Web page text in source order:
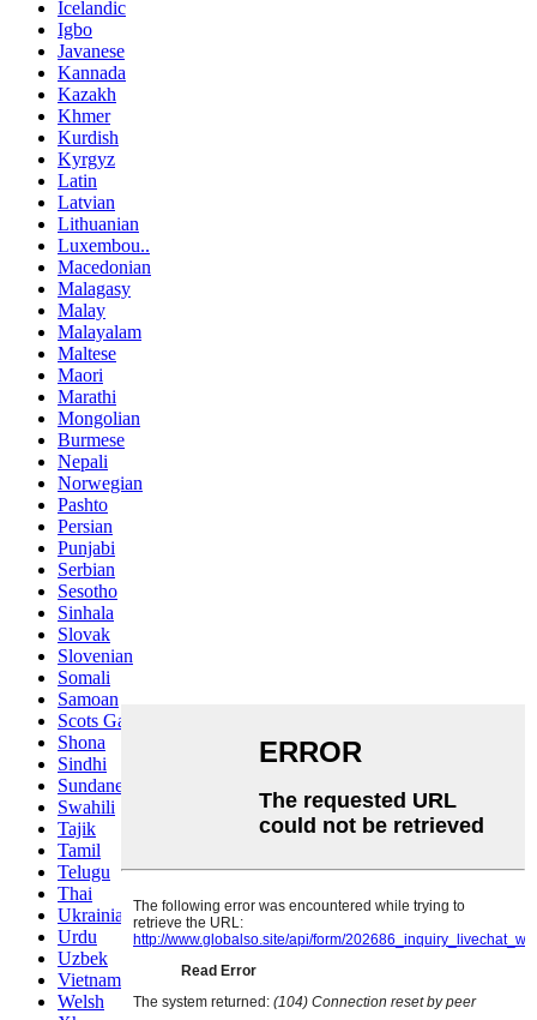
Icelandic
Igbo
Javanese
Kannada
Kazakh
Khmer
Kurdish
Kyrgyz
Latin
Latvian
Lithuanian
Luxembou..
Macedonian
Malagasy
Malay
Malayalam
Maltese
Maori
Marathi
Mongolian
Burmese
Nepali
Norwegian
Pashto
Persian
Punjabi
Serbian
Sesotho
Sinhala
Slovak
Slovenian
Somali
Samoan
Scots Gaelic
Shona
Sindhi
Sundanese
Swahili
Tajik
Tamil
Telugu
Thai
Ukrainian
Urdu
Uzbek
Vietnamese
Welsh